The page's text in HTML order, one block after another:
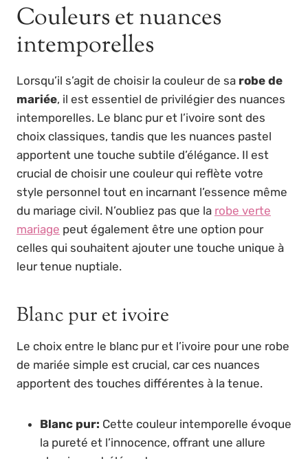
Couleurs et nuances
intemporelles
Lorsqu’il s’agit de choisir la couleur de sa robe de
mariée, il est essentiel de privilégier des nuances
intemporelles. Le blanc pur et l’ivoire sont des
choix classiques, tandis que les nuances pastel
apportent une touche subtile d’élégance. Il est
crucial de choisir une couleur qui reflète votre
style personnel tout en incarnant l’essence même
du mariage civil. N’oubliez pas que la robe verte
mariage peut également être une option pour
celles qui souhaitent ajouter une touche unique à
leur tenue nuptiale.
Blanc pur et ivoire
Le choix entre le blanc pur et l’ivoire pour une robe
de mariée simple est crucial, car ces nuances
apportent des touches différentes à la tenue.
Blanc pur: Cette couleur intemporelle évoque
la pureté et l’innocence, offrant une allure